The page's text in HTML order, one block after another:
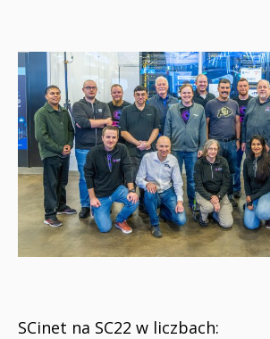
SCinet na SC22 w liczbach: